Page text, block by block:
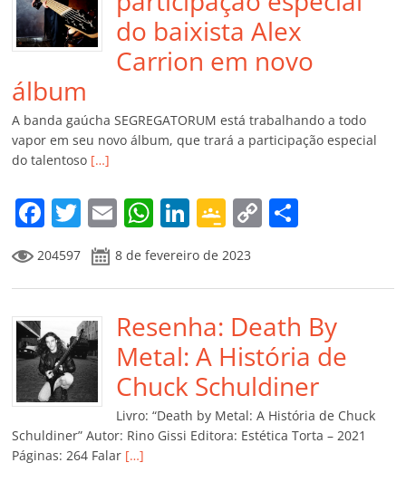
do baixista Alex
Carrion em novo
álbum
A banda gaúcha SEGREGATORUM está trabalhando a todo
vapor em seu novo álbum, que trará a participação especial
do talentoso […]
F
a
c
e
b
o
o
k
T
w
itt
er
E
m
ai
l
W
at
s
A
p
p
Li
k
e
dI
n
G
o
o
gl
e
Cl
a
ss
ro
C
y
Li
n
k
p
ar
til
h
ar
204597 8 de fevereiro de 2023
Resenha: Death By
Metal: A História de
Chuck Schuldiner
Livro: “Death by Metal: A História de Chuck
Schuldiner” Autor: Rino Gissi Editora: Estética Torta – 2021
Páginas: 264 Falar […]